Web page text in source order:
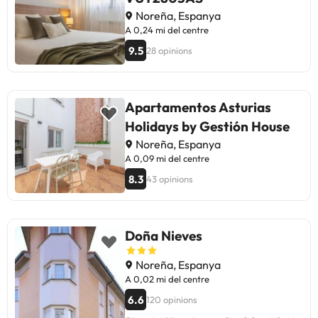
Noreña, Espanya
A 0,24 mi del centre
9.5 28 opinions
Apartamentos Asturias
Holidays by Gestión House
Noreña, Espanya
A 0,09 mi del centre
8.3 43 opinions
Doña Nieves
Noreña, Espanya
A 0,02 mi del centre
6.6 120 opinions